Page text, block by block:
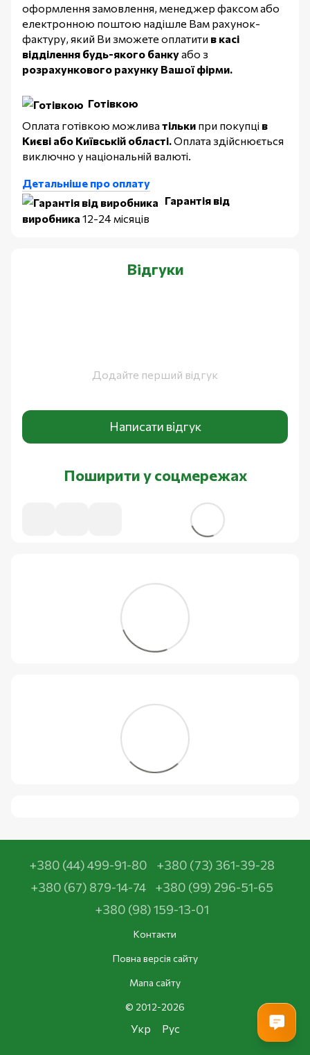
оформлення замовлення, менеджер факсом або
електронною поштою надішле Вам рахунок-
фактуру, який Ви зможете оплатити в касі
відділення будь-якого банкуабо з
розрахункового рахунку Вашої фірми.
Готівкою
Оплата готівкою можлива тільки при покупці в
Києві або Київській області.Оплата здійснюється
виключно у національній валюті.
Детальніше про оплату
Гарантія від
виробника 12-24 місяців
Відгуки
Додайте перший відгук
Написати відгук
Поширити у соцмережах
+380 (44) 499-91-80
+380 (73) 361-39-28
+380 (67) 879-14-74
+380 (99) 296-51-65
+380 (98) 159-13-01
Контакти
Повна версія сайту
Мапа сайту
© 2012-2026
Укр Рус